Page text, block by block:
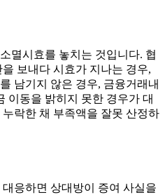
멸시효를 놓치는 것입니다. 협
보내다 시효가 지나는 경우,
남기지 않은 경우, 금융거래내
이동을 밝히지 못한 경우가 대
락한 채 부족액을 잘못 산정하
응하면 상대방이 증여 사실을